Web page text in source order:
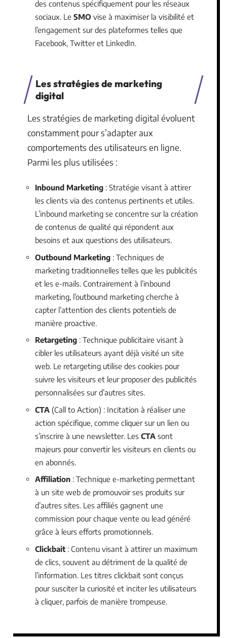
des contenus spécifiquement pour les réseaux
sociaux. Le SMO vise à maximiser la visibilité et
l’engagement sur des plateformes telles que
Facebook, Twitter et LinkedIn.
Les stratégies de marketing
digital
Les stratégies de marketing digital évoluent
constamment pour s’adapter aux
comportements des utilisateurs en ligne.
Parmi les plus utilisées :
Inbound Marketing : Stratégie visant à attirer
les clients via des contenus pertinents et utiles.
L’inbound marketing se concentre sur la création
de contenus de qualité qui répondent aux
besoins et aux questions des utilisateurs.
Outbound Marketing : Techniques de
marketing traditionnelles telles que les publicités
et les e-mails. Contrairement à l’inbound
marketing, l’outbound marketing cherche à
capter l’attention des clients potentiels de
manière proactive.
Retargeting : Technique publicitaire visant à
cibler les utilisateurs ayant déjà visité un site
web. Le retargeting utilise des cookies pour
suivre les visiteurs et leur proposer des publicités
personnalisées sur d’autres sites.
CTA (Call to Action) : Incitation à réaliser une
action spécifique, comme cliquer sur un lien ou
s’inscrire à une newsletter. Les CTA sont
majeurs pour convertir les visiteurs en clients ou
en abonnés.
Affiliation : Technique e-marketing permettant
à un site web de promouvoir ses produits sur
d’autres sites. Les affiliés gagnent une
commission pour chaque vente ou lead généré
grâce à leurs efforts promotionnels.
Clickbait : Contenu visant à attirer un maximum
de clics, souvent au détriment de la qualité de
l’information. Les titres clickbait sont conçus
pour susciter la curiosité et inciter les utilisateurs
à cliquer, parfois de manière trompeuse.